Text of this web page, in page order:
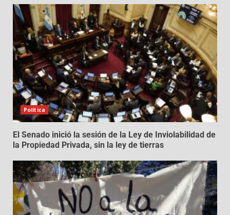
Política
El Senado inició la sesión de la Ley de Inviolabilidad de
la Propiedad Privada, sin la ley de tierras